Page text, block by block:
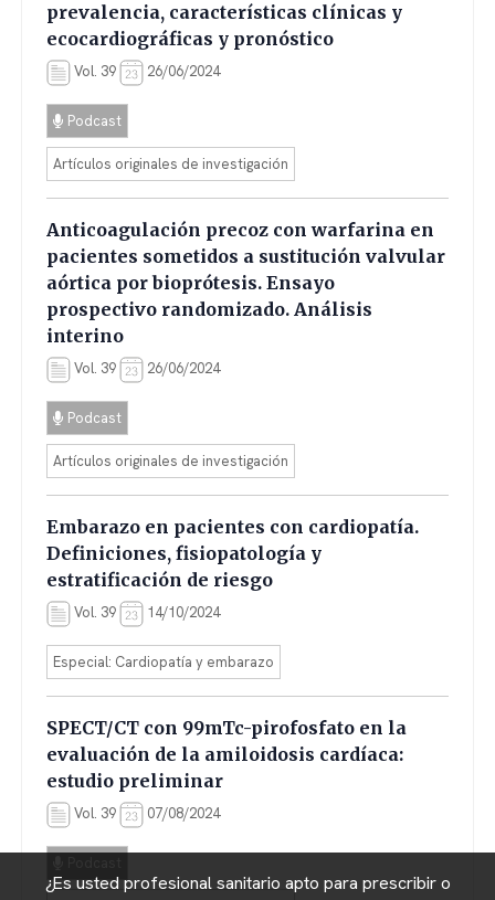
prevalencia, características clínicas y
ecocardiográficas y pronóstico
Vol. 39 26/06/2024
Podcast
Artículos originales de investigación
Anticoagulación precoz con warfarina en
pacientes sometidos a sustitución valvular
aórtica por bioprótesis. Ensayo
prospectivo randomizado. Análisis
interino
Vol. 39 26/06/2024
Podcast
Artículos originales de investigación
Embarazo en pacientes con cardiopatía.
Definiciones, fisiopatología y
estratificación de riesgo
Vol. 39 14/10/2024
Especial: Cardiopatía y embarazo
SPECT/CT con 99mTc-pirofosfato en la
evaluación de la amiloidosis cardíaca:
estudio preliminar
Vol. 39 07/08/2024
¿Es usted profesional sanitario apto para prescribir o